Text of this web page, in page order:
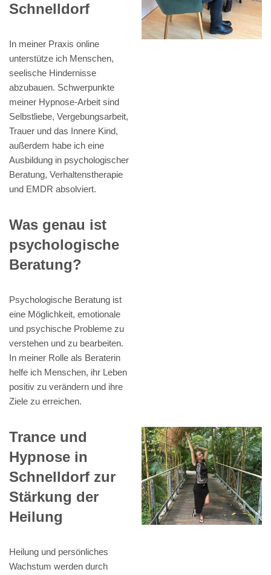
Schnelldorf
In meiner Praxis online
unterstütze ich Menschen,
seelische Hindernisse
abzubauen. Schwerpunkte
meiner Hypnose-Arbeit sind
Selbstliebe, Vergebungsarbeit,
Trauer und das Innere Kind,
außerdem habe ich eine
Ausbildung in psychologischer
Beratung, Verhaltenstherapie
und EMDR absolviert.
Was genau ist
psychologische
Beratung?
Psychologische Beratung ist
eine Möglichkeit, emotionale
und psychische Probleme zu
verstehen und zu bearbeiten.
In meiner Rolle als Beraterin
helfe ich Menschen, ihr Leben
positiv zu verändern und ihre
Ziele zu erreichen.
Trance und
Hypnose in
Schnelldorf zur
Stärkung der
Heilung
Heilung und persönliches
Wachstum werden durch